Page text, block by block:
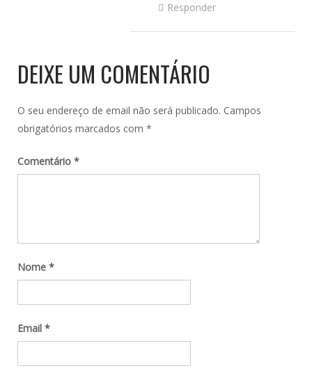
Responder
DEIXE UM COMENTÁRIO
O seu endereço de email não será publicado. Campos
obrigatórios marcados com *
Comentário *
Nome *
Email *